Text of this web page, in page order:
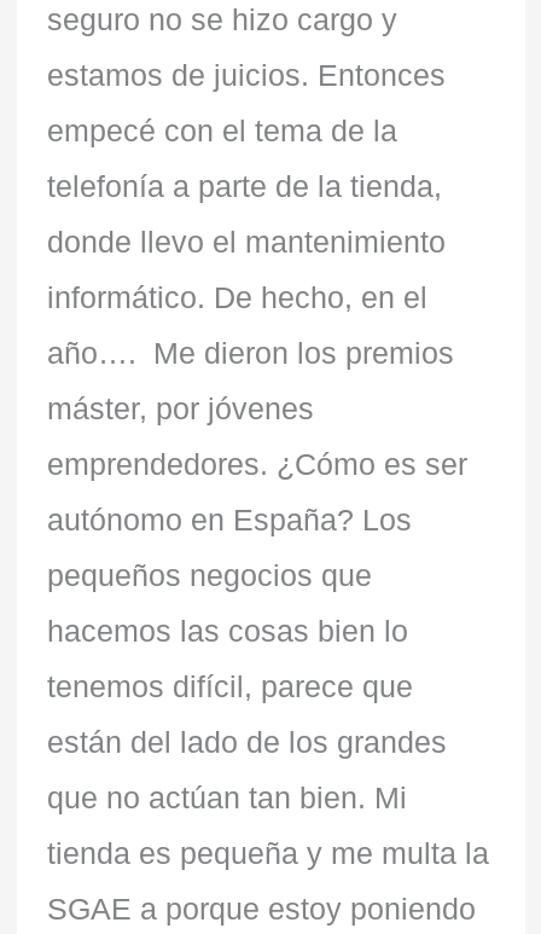
seguro no se hizo cargo y
estamos de juicios. Entonces
empecé con el tema de la
telefonía a parte de la tienda,
donde llevo el mantenimiento
informático. De hecho, en el
año…. Me dieron los premios
máster, por jóvenes
emprendedores. ¿Cómo es ser
autónomo en España? Los
pequeños negocios que
hacemos las cosas bien lo
tenemos difícil, parece que
están del lado de los grandes
que no actúan tan bien. Mi
tienda es pequeña y me multa la
SGAE a porque estoy poniendo